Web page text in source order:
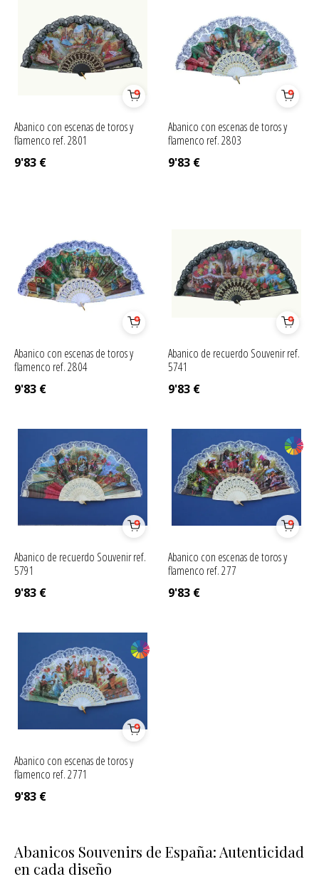
Abanico con escenas de toros y
flamenco ref. 2801
9'83 €
Abanico con escenas de toros y
flamenco ref. 2803
9'83 €
Abanico con escenas de toros y
flamenco ref. 2804
9'83 €
Abanico de recuerdo Souvenir ref.
5741
9'83 €
Abanico de recuerdo Souvenir ref.
5791
9'83 €
Abanico con escenas de toros y
flamenco ref. 277
9'83 €
Abanico con escenas de toros y
flamenco ref. 2771
9'83 €
Abanicos Souvenirs de España: Autenticidad
en cada diseño